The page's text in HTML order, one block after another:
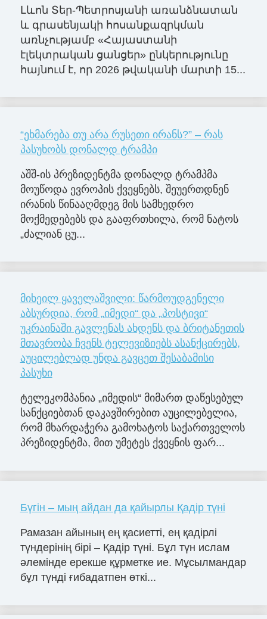
Լևոն Տեր-Պետրոսյանի առանձնատան
և գրասենյակի հոսանքազրկման
առնչությամբ «Հայաստանի
էլեկտրական ցանցեր» ընկերությունը
հայնում է, որ 2026 թվականի մարտի 15...
“ეხმარება თუ არა რუსეთი ირანს?” – რას
პასუხობს დონალდ ტრამპი
აშშ-ის პრეზიდენტმა დონალდ ტრამპმა
მოუწოდა ევროპის ქვეყნებს, შეუერთდნენ
ირანის წინააღმდეგ მის სამხედრო
მოქმედებებს და გააფრთხილა, რომ ნატოს
„ძალიან ცუ...
მიხეილ ყაველაშვილი: წარმოუდგენელი
აბსურდია, რომ „იმედი“ და „პოსტივი“
უკრაინაში გავლენას ახდენს და ბრიტანეთის
მთავრობა ჩვენს ტელევიზიებს ასანქცირებს,
აუცილებლად უნდა გავცეთ შესაბამისი
პასუხი
ტელეკომპანია „იმედის“ მიმართ დაწესებულ
სანქციებთან დაკავშირებით აუცილებელია,
რომ მხარდაჭერა გამოხატოს საქართველოს
პრეზიდენტმა, მით უმეტეს ქვეყნის ფარ...
Бүгін – мың айдан да қайырлы Қадір түні
Рамазан айының ең қасиетті, ең қадірлі
түндерінің бірі – Қадір түні. Бұл түн ислам
әлемінде ерекше құрметке ие. Мұсылмандар
бұл түнді ғибадатпен өткі...